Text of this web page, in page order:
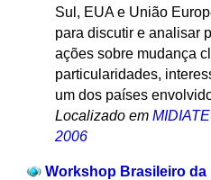
Sul, EUA e União
para discutir e analisar
ações sobre mudança
particularidades,
um dos países
Localizado em
2006
Workshop Brasileiro da